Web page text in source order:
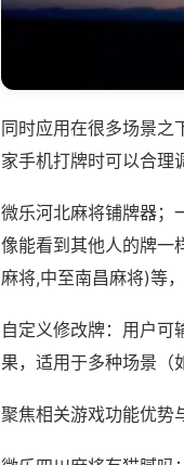
同时应用在很多场景之
家手机打牌时可以合理
微乐河北麻将铺牌器；
像能看到其他人的牌一
麻将,中至南昌麻将)等
自定义修改牌：用户可
果，适用于多种场景（
聚焦相关游戏功能优势